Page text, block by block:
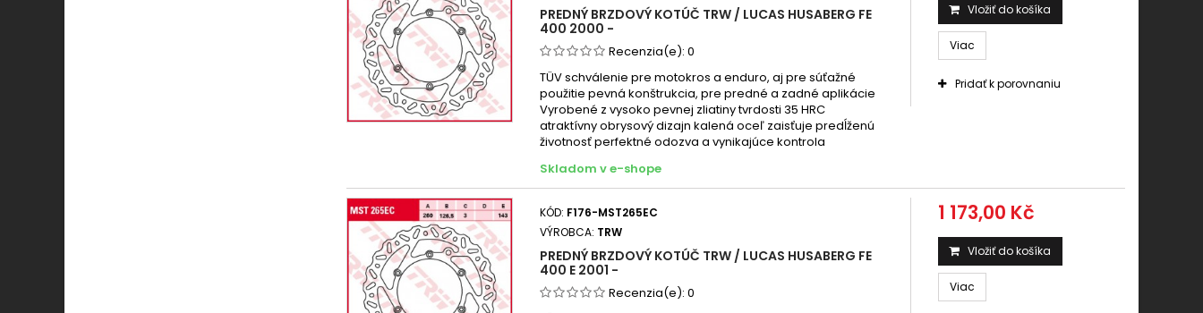
PREDNÝ BRZDOVÝ KOTÚČ TRW / LUCAS HUSABERG FE
400 2000 -
Recenzia(e): 0
TÜV schválenie pre motokros a enduro, aj pre súťažné
použitie pevná konštrukcia, pre predné a zadné aplikácie
Vyrobené z vysoko pevnej zliatiny tvrdosti 35 HRC
atraktívny obrysový dizajn kalená oceľ zaisťuje predĺženú
životnosť perfektné odozva a vynikajúce kontrola
Skladom v e-shope
Vložiť do košíka
Viac
Pridať k porovnaniu
KÓD: F176-MST265EC
VÝROBCA: TRW
PREDNÝ BRZDOVÝ KOTÚČ TRW / LUCAS HUSABERG FE
400 E 2001 -
Recenzia(e): 0
1 173,00 Kč
Vložiť do košíka
Viac